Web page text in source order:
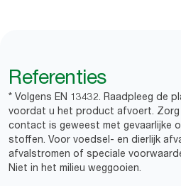
Referenties
* Volgens EN 13432. Raadpleeg de
voordat u het product afvoert.
contact is geweest met gevaarlijke
stoffen. Voor voedsel- en dierlijk
afvalstromen of speciale
Niet in het milieu weggooien.